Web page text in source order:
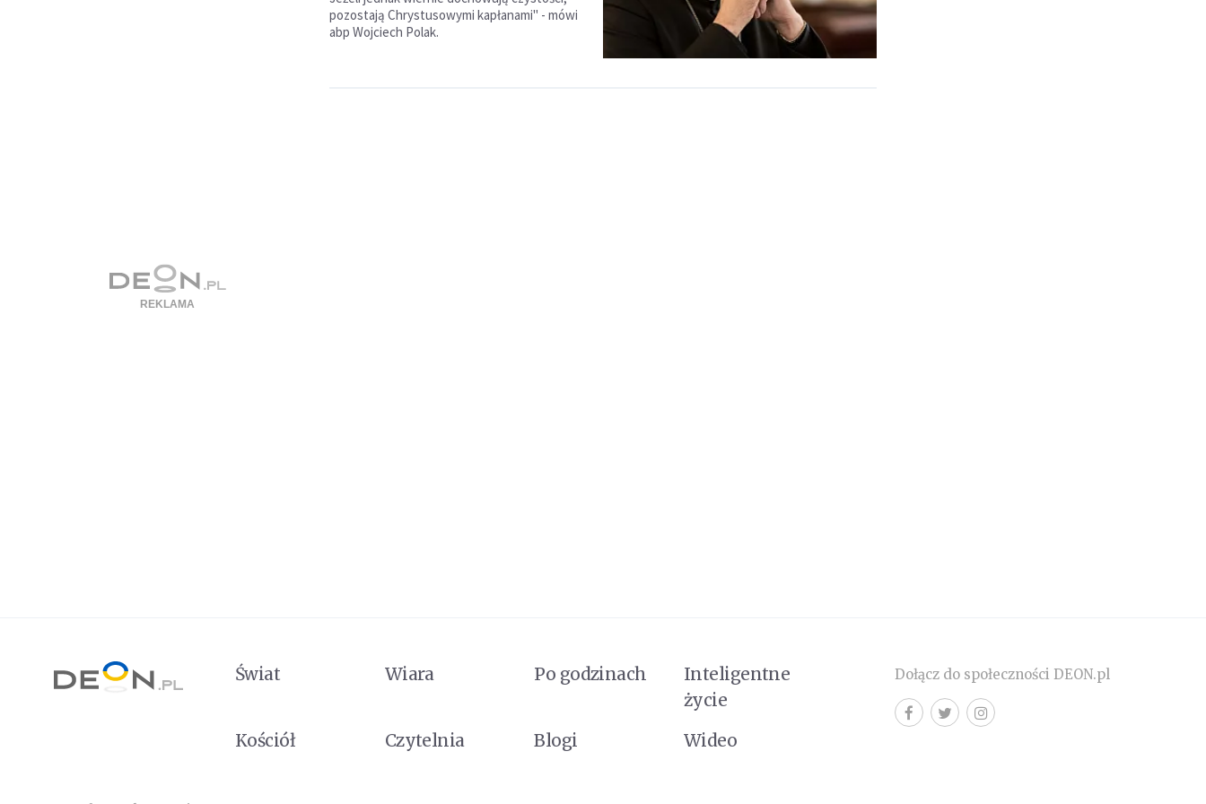
po­zostają Chrystusowymi kapłanami" - mówi
abp Wojciech Polak.
Świat Wiara Po godzinach
Inteligentne
życie
Kościół
Czytelnia Blogi Wideo
Dołącz do społeczności DEON.pl